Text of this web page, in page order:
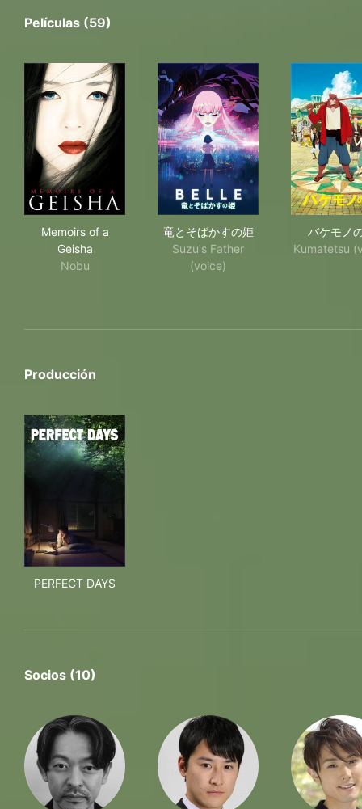
Películas (59)
Memoirs of a
Geisha
Nobu
竜とそばかすの姫
Suzu's Father
(voice)
バケモノ
Kumatetsu
Producción
PERFECT DAYS
Socios (10)